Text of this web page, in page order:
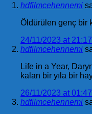
hdfilmcehennemi
Öldürülen genç bir
24/11/2023 at 21:17
hdfilmcehennemi
Life in a Year,
kalan bir yıla bir
26/11/2023 at 01:47
hdfilmcehennemi